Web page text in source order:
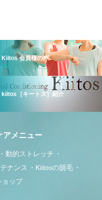
Kiitos 会員様の声
kiitos［キートス］紹介
アメニュー
動的ストレッチ
ナンス
Kiitosの脱毛
ョップ